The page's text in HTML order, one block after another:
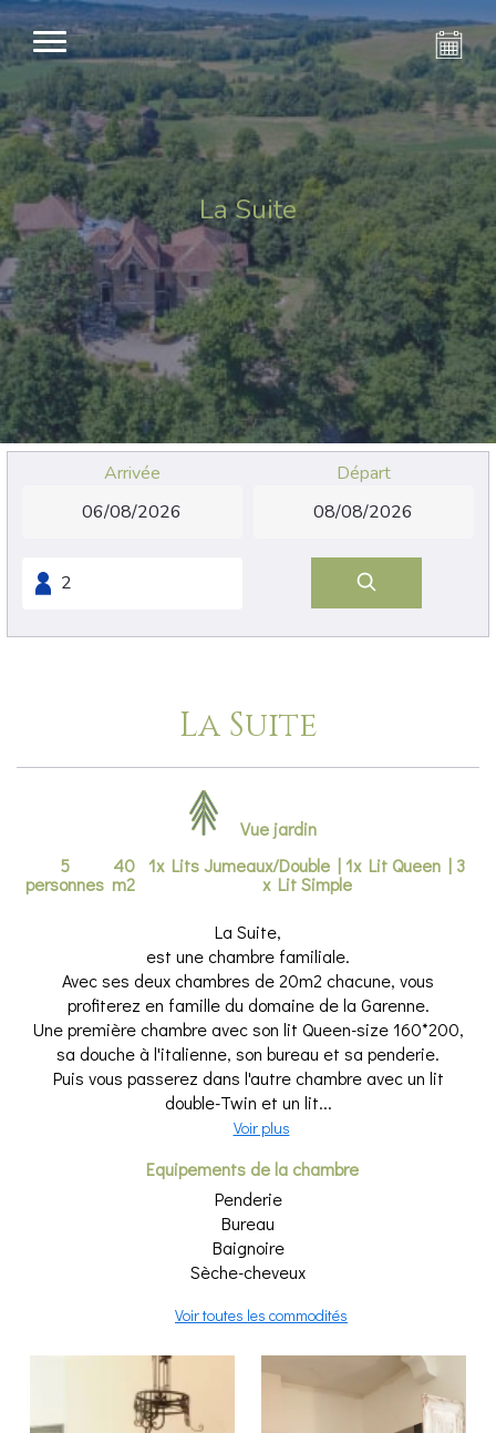
La Suite
Arrivée Départ
La Suite
Vue jardin
5
personnes
40
m2
1x Lits Jumeaux/Double |1x Lit Queen | 3
x Lit Simple
La Suite,
est une chambre familiale.
Avec ses deux chambres de 20m2 chacune, vous
profiterez en famille du domaine de la Garenne.
Une première chambre avec son lit Queen-size 160*200,
sa douche à l'italienne, son bureau et sa penderie.
Puis vous passerez dans l'autre chambre avec un lit
double-Twin et un lit...
Voir plus
Equipements de la chambre
Penderie
Bureau
Baignoire
Sèche-cheveux
Voir toutes les commodités